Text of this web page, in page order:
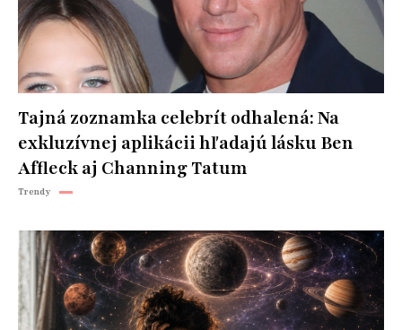
Tajná zoznamka celebrít odhalená: Na
exkluzívnej aplikácii hľadajú lásku Ben
Affleck aj Channing Tatum
Trendy